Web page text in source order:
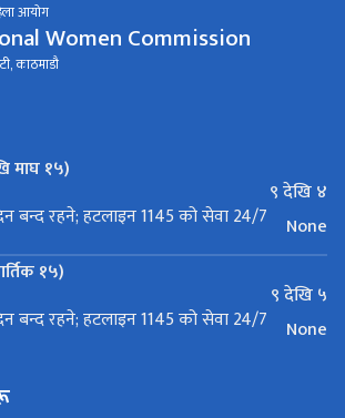
आयोग
Women Commission
काठमाडौ
माघ १५)
९ देखि ४
बन्द रहने; हटलाइन 1145 को सेवा 24/7
None
१५)
९ देखि ५
बन्द रहने; हटलाइन 1145 को सेवा 24/7
None